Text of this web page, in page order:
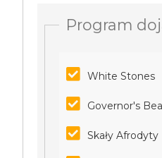
Program
White Stones
Governor's
Skały Afrodyty